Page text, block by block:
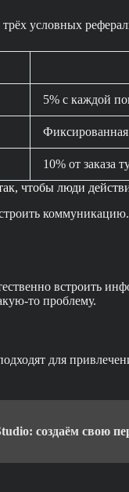
условных
5% с каждой
Фиксированная
10% от заказа
чтобы люди
встроить
то проблему.
для
создаём свою